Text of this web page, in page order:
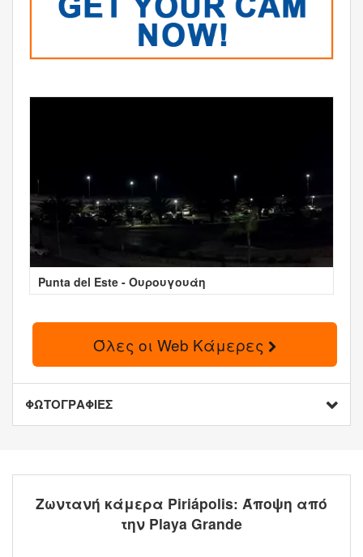
Punta del Este - Ουρουγουάη
Όλες οι Web Κάμερες
ΦΩΤΟΓΡΑΦΙΕΣ
Ζωντανή κάμερα Piriápolis: Άποψη από
την Playa Grande